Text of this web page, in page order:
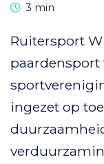
Leestijd
3 min
Ruitersport
paardensport
ingezet op